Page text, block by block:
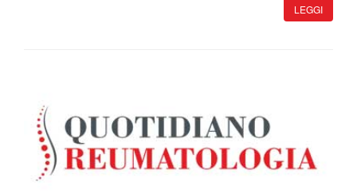
LEGGI